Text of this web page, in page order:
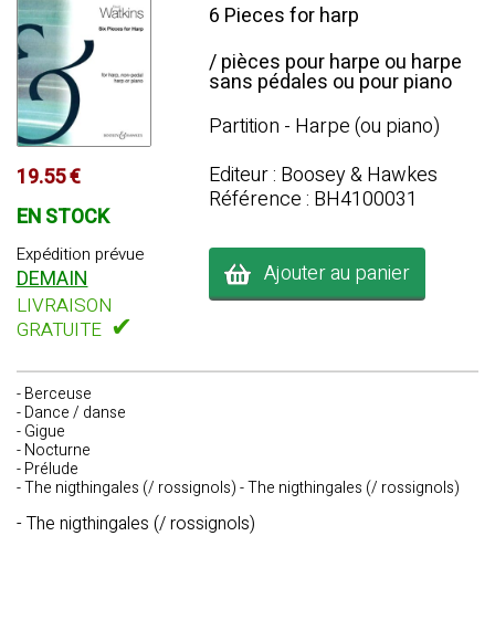
19.55 €
EN STOCK
Expédition prévue
DEMAIN
LIVRAISON
GRATUITE ✔
6 Pieces for harp
/ pièces pour harpe ou harpe
sans pédales ou pour piano
Partition - Harpe (ou piano)
Editeur : Boosey & Hawkes
Référence : BH4100031
Ajouter au panier
- Berceuse
- Dance / danse
- Gigue
- Nocturne
- Prélude
- The nigthingales (/ rossignols) - The nigthingales (/ rossignols)
- The nigthingales (/ rossignols)